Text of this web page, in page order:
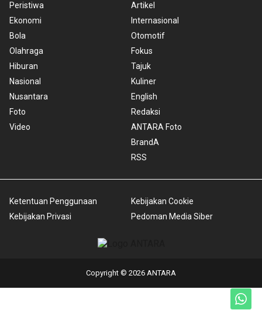
Peristiwa
Ekonomi
Bola
Olahraga
Hiburan
Nasional
Nusantara
Foto
Video
Artikel
Internasional
Otomotif
Fokus
Tajuk
Kuliner
English
Redaksi
ANTARA Foto
BrandA
RSS
Ketentuan Penggunaan
Kebijakan Privasi
Kebijakan Cookie
Pedoman Media Siber
Copyright © 2026 ANTARA